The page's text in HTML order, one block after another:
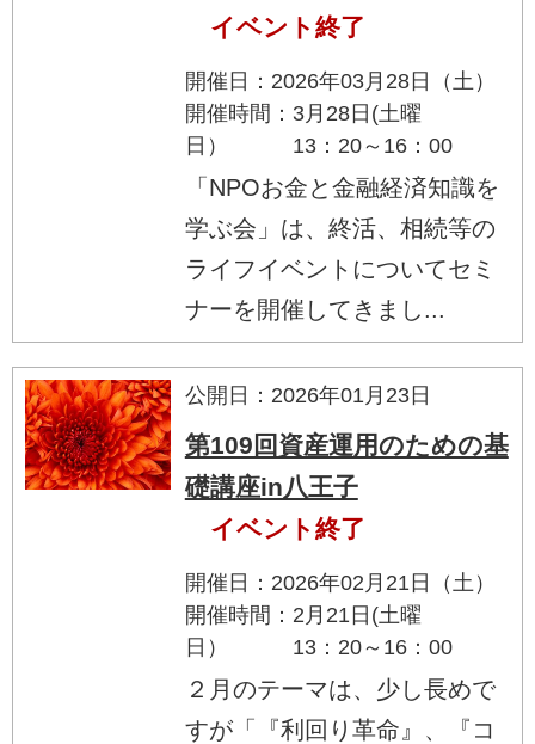
イベント終了
開催日：2026年03月28日（土）
開催時間：3月28日(土曜
日） 13：20～16：00
「NPOお金と金融経済知識を
学ぶ会」は、終活、相続等の
ライフイベントについてセミ
ナーを開催してきまし...
公開日：2026年01月23日
第109回資産運用のための基
礎講座in八王子
イベント終了
開催日：2026年02月21日（土）
開催時間：2月21日(土曜
日） 13：20～16：00
２月のテーマは、少し長めで
すが「『利回り革命』、『コ